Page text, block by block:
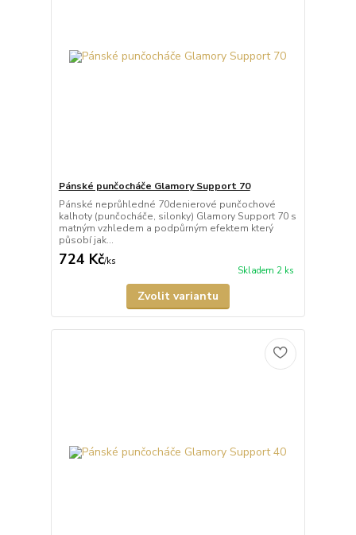
Pánské punčocháče Glamory Support 70
Pánské neprůhledné 70denierové punčochové
kalhoty (punčocháče, silonky) Glamory Support 70 s
matným vzhledem a podpůrným efektem který
působí jak...
724 Kč/ks
Skladem 2 ks
Zvolit variantu